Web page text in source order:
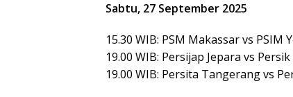
Sabtu, 27 September 2025
15.30 WIB: PSM Makassar vs PSIM
19.00 WIB: Persijap Jepara vs
19.00 WIB: Persita Tangerang vs